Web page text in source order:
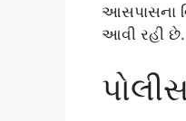
આસપાસના
આવી રહી છે.